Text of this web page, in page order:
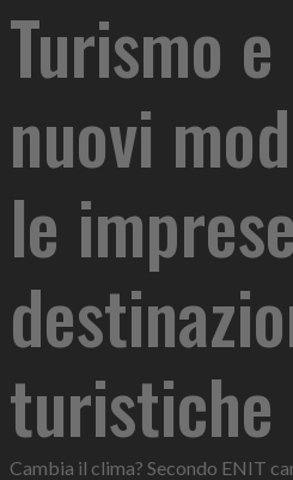
Turismo
nuovi
le
Cambia il clima? Secondo ENIT